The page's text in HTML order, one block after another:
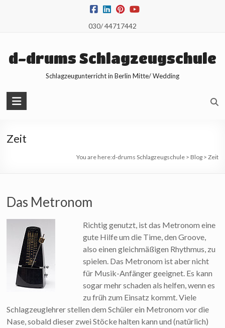
030/ 44717442
d-drums Schlagzeugschule
Schlagzeugunterricht in Berlin Mitte/ Wedding
Zeit
You are here:d-drums Schlagzeugschule> Blog> Zeit
Das Metronom
Richtig genutzt, ist das Metronom eine
gute Hilfe um die Time, den Groove,
also einen gleichmäßigen Rhythmus, zu
spielen. Das Metronom ist aber nicht
für Musik-Anfänger geeignet. Es kann
sogar mehr schaden als helfen, wenn es
zu früh zum Einsatz kommt. Viele
Schlagzeuglehrer stellen dem Schüler ein Metronom vor die
Nase, sobald dieser zwei Stöcke halten kann und (natürlich)